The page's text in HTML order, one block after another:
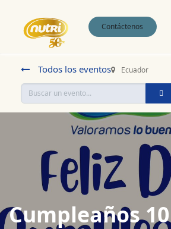
Contáctenos
Todos los eventos Ecuador
Cumpleaños